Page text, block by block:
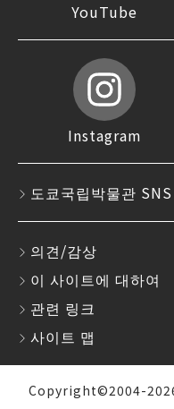
YouTube
Instagram
도쿄국립박물관
의견/감상
이 사이트에 대하여
관련 링크
사이트 맵
Copyright©2004-